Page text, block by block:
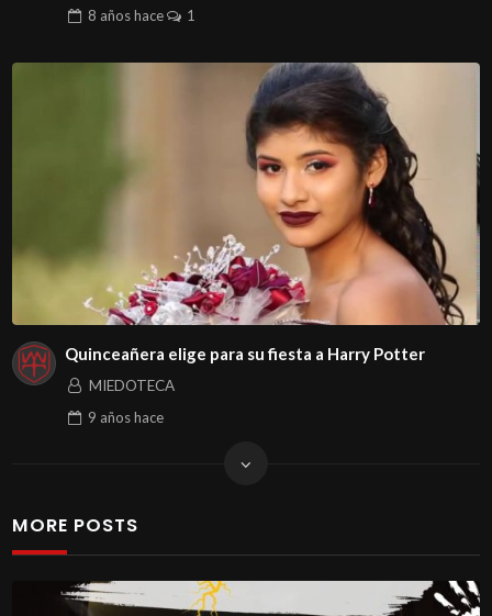
8 añoshace 1
Quinceañera elige para su fiesta a Harry Potter
MIEDOTECA
9 añoshace
MORE POSTS